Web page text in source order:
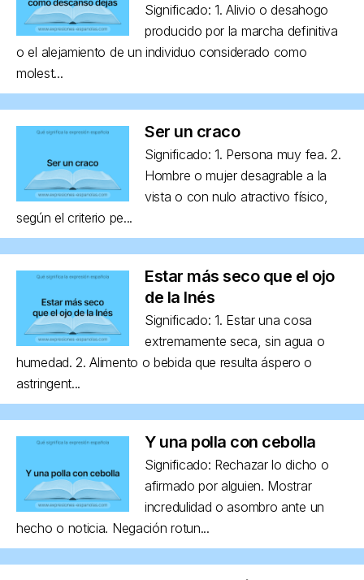
Significado: 1. Alivio o desahogo
producido por la marcha definitiva
o el alejamiento de un individuo considerado como
molest...
Ser un craco
Significado: 1. Persona muy fea. 2.
Hombre o mujer desagrable a la
vista o con nulo atractivo físico,
según el criterio pe...
Estar más seco que el ojo
de la Inés
Significado: 1. Estar una cosa
extremamente seca, sin agua o
humedad. 2. Alimento o bebida que resulta áspero o
astringent...
Y una polla con cebolla
Significado: Rechazar lo dicho o
afirmado por alguien. Mostrar
incredulidad o asombro ante un
hecho o noticia. Negación rotun...